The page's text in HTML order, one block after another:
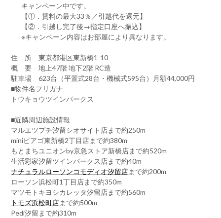
キャンペーン中です。
【①．賃料の最大33％／引越代を還元】
【②．引越し完了後→指定口座へ振込】
※キャンペーン内容はお部屋により異なります。
住 所 東京都港区東新橋1-10
概 要 地上47階 地下2階 RC造
駐車場 623台（平置式28台・機械式595台）月額44,000円
■物件名フリガナ
トウキョウツインパークス
■近隣周辺施設情報
マルエツプチ汐留シオサイト店まで約250m
miniピアゴ東新橋2丁目店まで約380m
もとまちユニオンby京急ストア新橋店まで約520m
生活彩家汐留ツインパークス店まで約40m
ナチュラルローソンコモディオ汐留店まで約200m
ローソン浜松町1丁目店まで約350m
マツモトキヨシカレッタ汐留店まで約560m
トモズ浜松町店まで約500m
Pedi汐留まで約310m